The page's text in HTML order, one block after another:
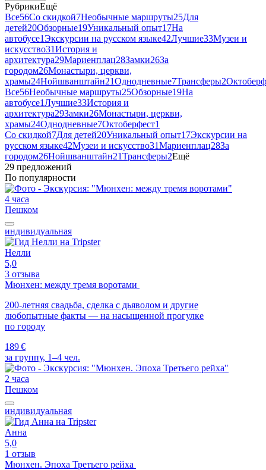
РубрикиЕщё
Все56Со скидкой7Необычные маршруты25Для
детей20Обзорные19Уникальный опыт17На
автобусе1Экскурсии на русском языке42Лучшие33Музеи и
искусство31История и
архитектура29Мариенплац28Замки26За
городом26Монастыри, церкви,
храмы24Нойшванштайн21Однодневные7Трансферы2
Все56Необычные маршруты25Обзорные19На
автобусе1Лучшие33История и
архитектура29Замки26Монастыри, церкви,
храмы24Однодневные7Октоберфест1
Со скидкой7Для детей20Уникальный опыт17Экскурсии на
русском языке42Музеи и искусство31Мариенплац28За
городом26Нойшванштайн21Трансферы2Ещё
29 предложений
По популярности
4 часа
Пешком
индивидуальная
Нелли
5,0
3 отзыва
Мюнхен: между тремя воротами
200-летняя свадьба, сделка с дьяволом и другие
любопытные факты — на насыщенной прогулке
по городу
189 €
за группу, 1–4 чел.
2 часа
Пешком
индивидуальная
Анна
5,0
1 отзыв
Мюнхен. Эпоха Третьего рейха